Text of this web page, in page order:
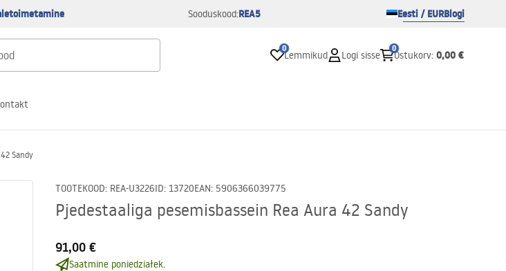
Sooduskood:REA5 Eesti / EURBlogi
0
Lemmikud Logi sisse
0
Ostukorv: 0,00 €
Sandy
TOOTEKOOD: REA-U3226ID: 13720EAN: 5906366039775
Pjedestaaliga pesemisbassein Rea Aura 42 Sandy
91,00 €
Saatmine poniedziałek.